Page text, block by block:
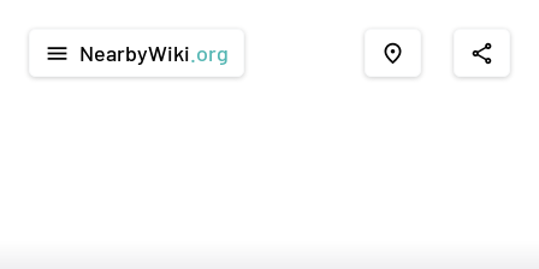
menu NearbyWiki .org place share